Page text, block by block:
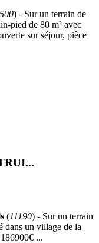
) - Sur un terrain de
pied de 80 m² avec
sur séjour, pièce
(11190) - Sur un terrain
dans un village de la
...